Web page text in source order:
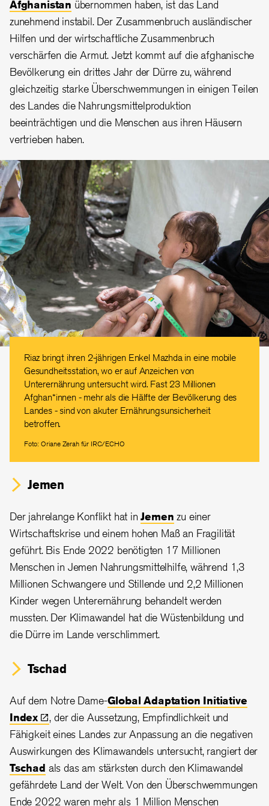
Afghanistan übernommen haben, ist das Land
zunehmend instabil. Der Zusammenbruch ausländischer
Hilfen und der wirtschaftliche Zusammenbruch
verschärfen die Armut. Jetzt kommt auf die afghanische
Bevölkerung ein drittes Jahr der Dürre zu, während
gleichzeitig starke Überschwemmungen in einigen Teilen
des Landes die Nahrungsmittelproduktion
beeinträchtigen und die Menschen aus ihren Häusern
vertrieben haben.
Riaz bringt ihren 2-jährigen Enkel Mazhda in eine mobile
Gesundheitsstation, wo er auf Anzeichen von
Unterernährung untersucht wird. Fast 23 Millionen
Afghan*innen - mehr als die Hälfte der Bevölkerung des
Landes - sind von akuter Ernährungsunsicherheit
betroffen.
Foto: Oriane Zerah für IRC/ECHO
Jemen
Der jahrelange Konflikt hat inJemen zu einer
Wirtschaftskrise und einem hohen Maß an Fragilität
geführt. Bis Ende 2022 benötigten 17 Millionen
Menschen in Jemen Nahrungsmittelhilfe, während 1,3
Millionen Schwangere und Stillende und 2,2 Millionen
Kinder wegen Unterernährung behandelt werden
mussten. Der Klimawandel hat die Wüstenbildung und
die Dürre im Lande verschlimmert.
Tschad
Auf dem Notre Dame-Global Adaptation Initiative
Index
, der die Aussetzung, Empfindlichkeit und
Fähigkeit eines Landes zur Anpassung an die negativen
Auswirkungen des Klimawandels untersucht, rangiert der
Tschad als das am stärksten durch den Klimawandel
gefährdete Land der Welt. Von den Überschwemmungen
Ende 2022 waren mehr als 1 Million Menschen